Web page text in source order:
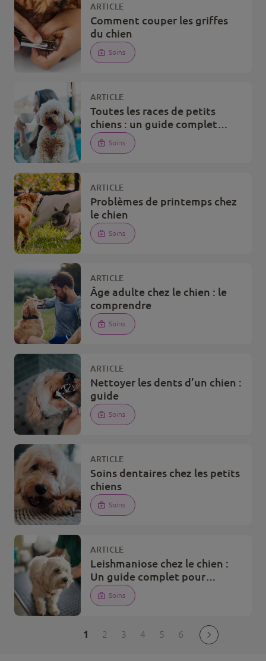
ARTICLE
Comment couper les griffes
du chien
Soins
ARTICLE
Toutes les races de petits
chiens : un guide complet
pour les identifier
Soins
ARTICLE
Problèmes de printemps chez
le chien
Soins
ARTICLE
Âge adulte chez le chien : le
comprendre
Soins
ARTICLE
Nettoyer les dents d’un chien :
guide
Soins
ARTICLE
Soins dentaires chez les petits
chiens
Soins
ARTICLE
Leishmaniose chez le chien :
Un guide complet pour
protéger votre animal
Soins
1 2 3 4 5 6